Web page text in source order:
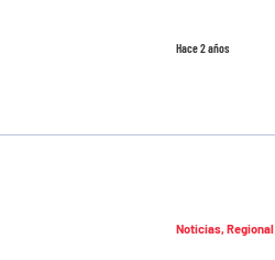
Hace 2 años
Noticias,Regional